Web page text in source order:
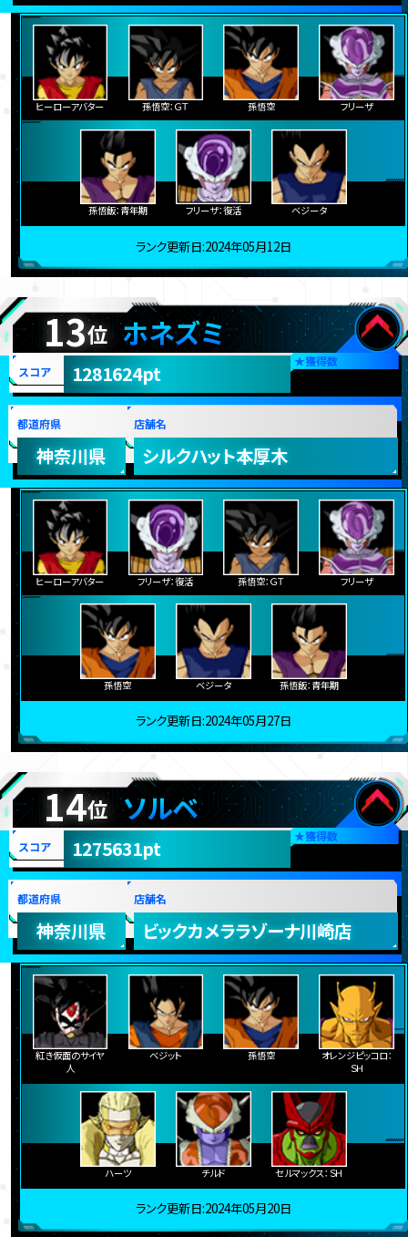
ヒーローアバター 孫悟空：ＧＴ 孫悟空 フリーザ
孫悟飯：青年期 フリーザ：復活 ベジータ
ランク更新日:2024年05月12日
13位 ホネズミ
★獲得数
スコア 1281624pt
都道府県
神奈川県
店舗名
シルクハット本厚木
ヒーローアバター フリーザ：復活 孫悟空：ＧＴ フリーザ
孫悟空 ベジータ 孫悟飯：青年期
ランク更新日:2024年05月27日
14位 ソルベ
★獲得数
スコア 1275631pt
都道府県
神奈川県
店舗名
ビックカメララゾーナ川崎店
紅き仮面のサイヤ
人
ベジット 孫悟空
オレンジピッコロ：
ＳＨ
ハーツ チルド セルマックス：ＳＨ
ランク更新日:2024年05月20日